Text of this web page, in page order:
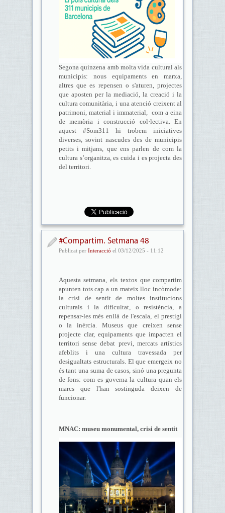
Segona quinzena amb molta vida cultural als
municipis: nous equipaments en marxa,
altres que es repensen o s'aturen, projectes
que aposten per la mediació, la creació i la
cultura comunitària, i una atenció creixent al
patrimoni, material i immaterial, com a eina
de memòria i construcció col·lectiva. En
aquest #Som311 hi trobem iniciatives
diverses, sovint nascudes des de municipis
petits i mitjans, que ens parlen de com la
cultura s’organitza, es cuida i es projecta des
del territori.
#Compartim. Setmana 48
Publicat per Interacció el 03/12/2025 - 11:12
Aquesta setmana, els textos que compartim
apunten tots cap a un mateix lloc incòmode:
la crisi de sentit de moltes institucions
culturals i la dificultat, o resistència, a
repensar-les més enllà de l'escala, el prestigi
o la inèrcia. Museus que creixen sense
projecte clar, equipaments que impacten el
territori sense debat previ, mercats artístics
afeblits i una cultura travessada per
desigualtats estructurals. El que emergeix no
és tant una suma de casos, sinó una pregunta
de fons: com es governa la cultura quan els
marcs que l'han sostinguda deixen de
funcionar.
MNAC: museu monumental, crisi de sentit